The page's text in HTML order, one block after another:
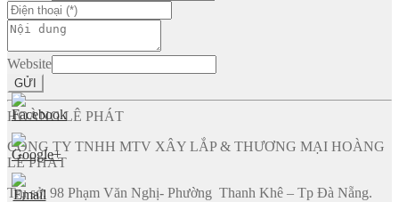
Website
GỬI
HOÀNG LÊ PHÁT
CÔNG TY TNHH MTV XÂY LẮP & THƯƠNG MẠI HOÀNG
LÊ PHÁT
Trụ sở: 98 Phạm Văn Nghị- Phường Thanh Khê – Tp Đà Nẵng.